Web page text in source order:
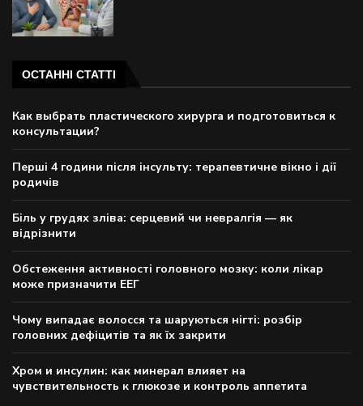
ОСТАННІ СТАТТІ
Как выбрать пластического хирурга и подготовиться к
консультации?
Перші 4 години після інсульту: терапевтичне вікно і дії
родичів
Біль у грудях зліва: серцевий чи невралгія — як
відрізнити
Обстеження активності головного мозку: коли лікар
може призначити ЕЕГ
Чому випадає волосся та шаруються нігті: розбір
головних дефіцитів та як їх закрити
Хром и инсулин: как минерал влияет на
чувствительность к глюкозе и контроль аппетита